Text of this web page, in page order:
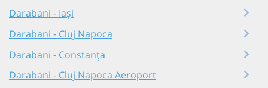
Darabani - Iași
Darabani - Cluj Napoca
Darabani - Constanța
Darabani - Cluj Napoca Aeroport